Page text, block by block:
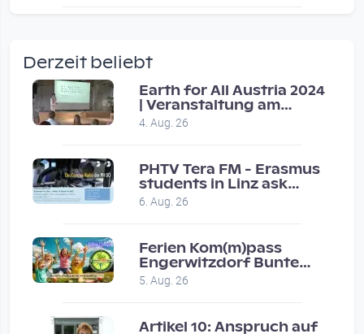
Vor 2 weeks 3 days
Coole Sendung, tolle…
Vor 1 month 2 weeks
Eure Show war super :-)…
Vor 1 month 2 weeks
Derzeit beliebt
Earth for All Austria 2024
| Veranstaltung am
8.7.2024
4. Aug. 26
PHTV Tera FM - Erasmus
students in Linz ask
people on road for
recommendations
6. Aug. 26
Ferien Kom(m)pass
Engerwitzdorf Bunte
Hundestunde
5. Aug. 26
Artikel 10: Anspruch auf